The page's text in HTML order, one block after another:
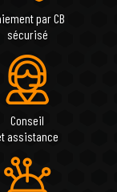
par CB
sécurisé
Conseil
assistance